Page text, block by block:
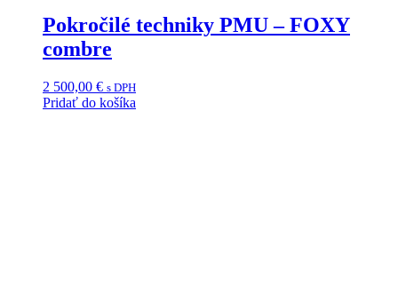
Pokročilé techniky PMU – FOXY
combre
2 500,00 € s DPH
Pridať do košíka